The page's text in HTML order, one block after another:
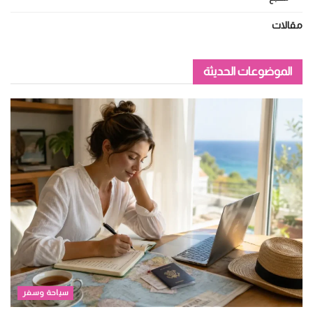
مقالات
الموضوعات الحديثة
سياحة وسفر